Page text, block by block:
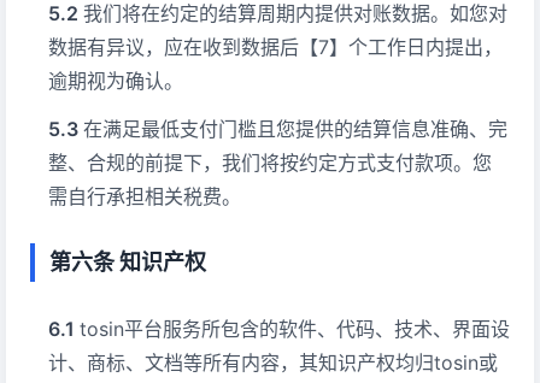
我们将在约定的结算周期内提供对账数据。如您对
数据有异议，应在收到数据后【7】个工作日内提出，
逾期视为确认。
在满足最低支付门槛且您提供的结算信息准确、完
整、合规的前提下，我们将按约定方式支付款项。您
需自行承担相关税费。
第六条 知识产权
tosin平台服务所包含的软件、代码、技术、界面设
计、商标、文档等所有内容，其知识产权均归tosin或